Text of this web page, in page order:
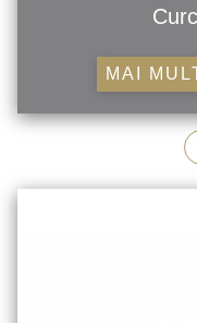
MAI